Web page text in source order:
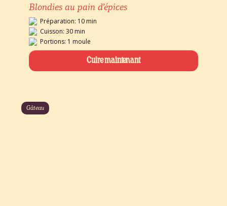
Blondies au pain d’épices
Préparation: 10 min
Cuisson: 30 min
Portions: 1 moule
Cuire maintenant
Gâteau